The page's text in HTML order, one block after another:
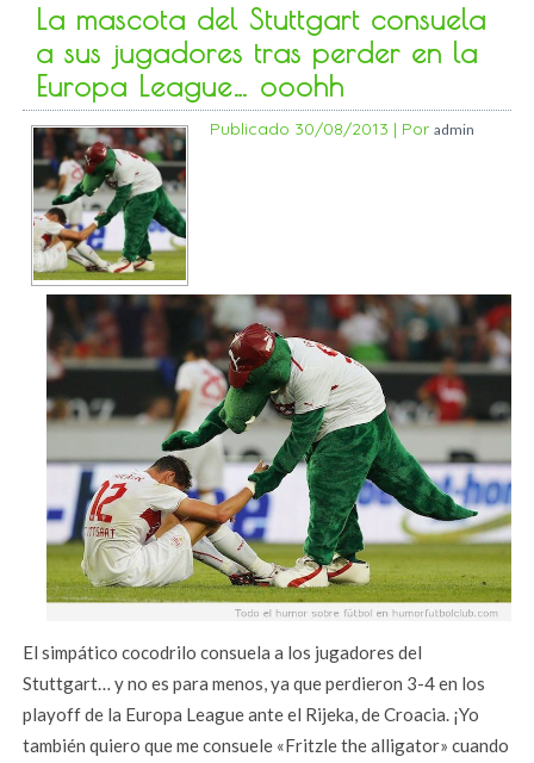
La mascota del Stuttgart consuela
a sus jugadores tras perder en la
Europa League… ooohh
Publicado 30/08/2013 | Por admin
El simpático cocodrilo consuela a los jugadores del
Stuttgart… y no es para menos, ya que perdieron 3-4 en los
playoff de la Europa League ante el Rijeka, de Croacia. ¡Yo
también quiero que me consuele «Fritzle the alligator» cuando